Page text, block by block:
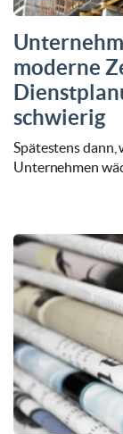
moderne
schwierig
Spätestens
Unternehmen